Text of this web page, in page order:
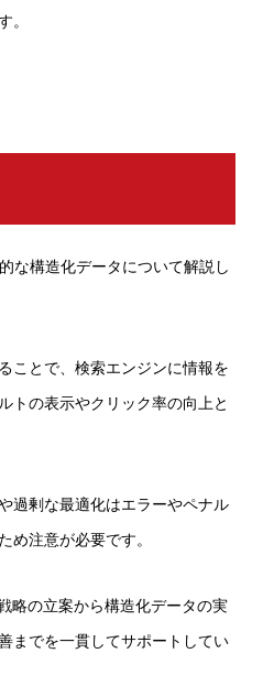
。
な構造化データについて解説し
ことで、検索エンジンに情報を
トの表示やクリック率の向上と
過剰な最適化はエラーやペナル
め注意が必要です。
略の立案から構造化データの実
までを一貫してサポートしてい